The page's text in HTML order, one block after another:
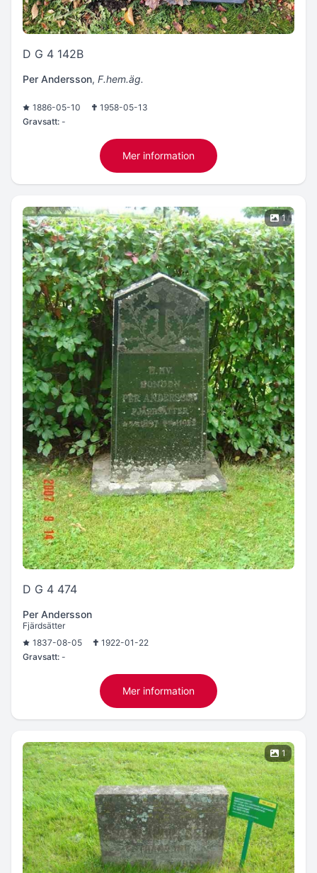
D G 4 142B
Per Andersson, F.hem.äg.
1886-05-10
1958-05-13
Gravsatt: -
Mer information
1
D G 4 474
Per Andersson
Fjärdsätter
1837-08-05
1922-01-22
Gravsatt: -
Mer information
1